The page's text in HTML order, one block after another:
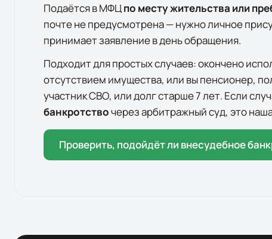
Подаётся в МФЦпо месту жительства или
почте не предусмотрена — нужно личное
принимает заявление в день обращения.
Подходит для простых случаев: окончено
отсутствием имущества, или вы пенсионер,
участник СВО, или долг старше 7 лет. Если
банкротствочерез арбитражный суд, это
Проверить, подойдёт ли внесудебное